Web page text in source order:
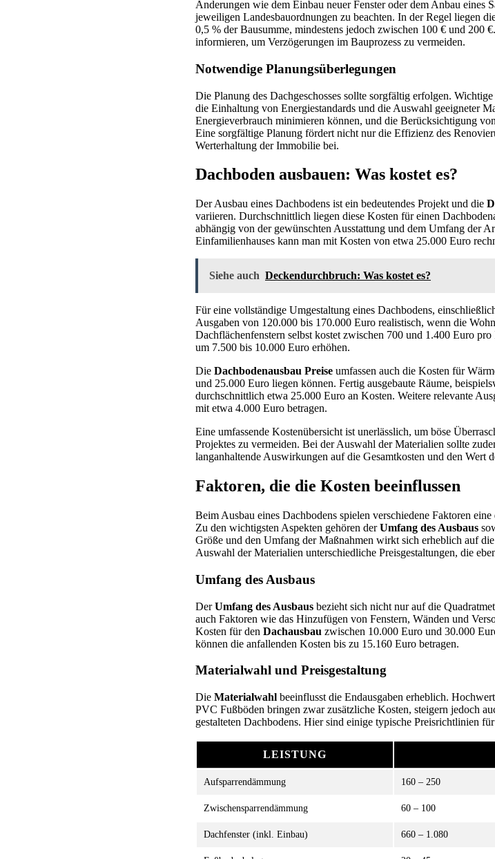
Änderungen wie dem Einbau neuer Fenster oder dem Anbau eines
jeweiligen Landesbauordnungen zu beachten. In der Regel liegen
0,5 % der Bausumme, mindestens jedoch zwischen 100 € und 200
informieren, um Verzögerungen im Bauprozess zu vermeiden.
Notwendige Planungsüberlegungen
Die Planung des Dachgeschosses sollte sorgfältig erfolgen.
die Einhaltung von Energiestandards und die Auswahl geeigneter
Energieverbrauch minimieren können, und die Berücksichtigung
Eine sorgfältige Planung fördert nicht nur die Effizienz des
Werterhaltung der Immobilie bei.
Dachboden ausbauen: Was kostet es?
Der Ausbau eines Dachbodens ist ein bedeutendes Projekt und die
variieren. Durchschnittlich liegen diese Kosten für einen
abhängig von der gewünschten Ausstattung und dem Umfang der
Einfamilienhauses kann man mit Kosten von etwa 25.000 Euro
Siehe auch Deckendurchbruch: Was kostet es?
Für eine vollständige Umgestaltung eines Dachbodens,
Ausgaben von 120.000 bis 170.000 Euro realistisch, wenn die
Dachflächenfenstern selbst kostet zwischen 700 und 1.400 Euro
um 7.500 bis 10.000 Euro erhöhen.
Die Dachbodenausbau Preise umfassen auch die Kosten für
und 25.000 Euro liegen können. Fertig ausgebaute Räume,
durchschnittlich etwa 25.000 Euro an Kosten. Weitere relevante
mit etwa 4.000 Euro betragen.
Eine umfassende Kostenübersicht ist unerlässlich, um böse
Projektes zu vermeiden. Bei der Auswahl der Materialien sollte
langanhaltende Auswirkungen auf die Gesamtkosten und den Wert
Faktoren, die die Kosten beeinflussen
Beim Ausbau eines Dachbodens spielen verschiedene Faktoren
Zu den wichtigsten Aspekten gehören derUmfang des Ausbaus
Größe und den Umfang der Maßnahmen wirkt sich erheblich auf die
Auswahl der Materialien unterschiedliche Preisgestaltungen, die
Umfang des Ausbaus
DerUmfang des Ausbaus bezieht sich nicht nur auf die
auch Faktoren wie das Hinzufügen von Fenstern, Wänden und
Kosten für den Dachausbau zwischen 10.000 Euro und 30.000
können die anfallenden Kosten bis zu 15.160 Euro betragen.
Materialwahl und Preisgestaltung
Die Materialwahl beeinflusst die Endausgaben erheblich.
PVC Fußböden bringen zwar zusätzliche Kosten, steigern jedoch
gestalteten Dachbodens. Hier sind einige typische Preisrichtlinien
LEISTUNG
Aufsparrendämmung 160 – 250
Zwischensparrendämmung 60 – 100
Dachfenster (inkl. Einbau) 660 – 1.080